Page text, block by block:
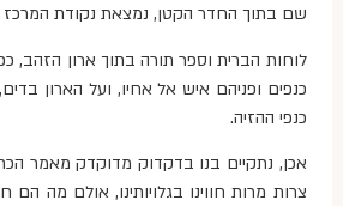
שם בתוך החדר הקטן, נמצאת נקודת המרכז
לוחות הברית וספר תורה בתוך ארון הזהב,
כנפים ופניהם איש אל אחיו, ועל הארון
כנפי ההזיה.
אכן, נתקיים בנו בדקדוק מדוקדק מאמר
צרות מרות חווינו בגלויותינו, אולם מה